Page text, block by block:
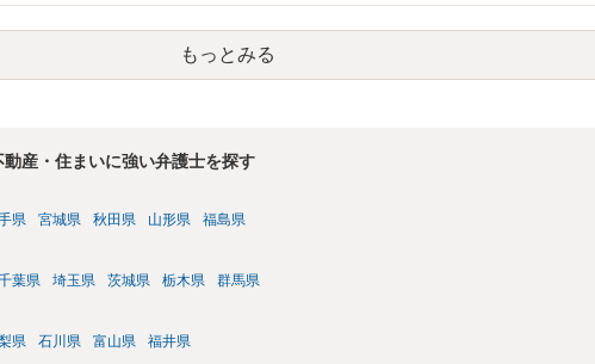
ても、土地の所有権はあくまで地主にあります。そのため、地主に無断でお骨を埋
有権を侵害する行為や、借地人としての善管注意義務違反とみなされる可能性が高
うしてもお近くで供養されたい場合は、事前に地主へ相談して許可を得るか、土地に
鉢植え等で供養する「プランター葬」や、ペット霊園等への納骨を検討されるのが
もっとみる
産・住まいに強い弁護士を探す
県 宮城県 秋田県 山形県 福島県
葉県 埼玉県 茨城県 栃木県 群馬県
県 石川県 富山県 福井県